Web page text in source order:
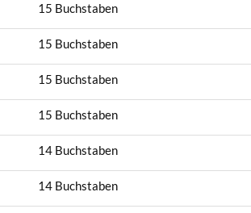
15 Buchstaben
15 Buchstaben
15 Buchstaben
15 Buchstaben
14 Buchstaben
14 Buchstaben